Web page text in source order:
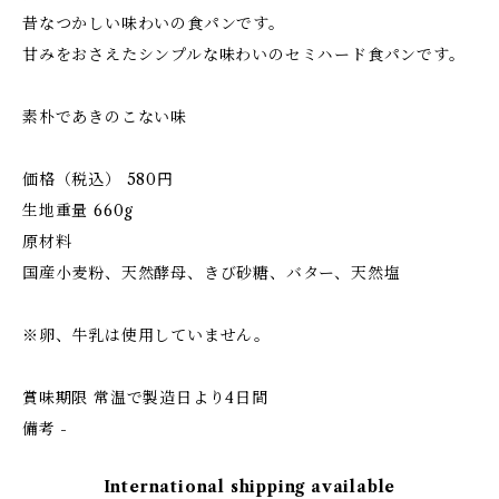
昔なつかしい味わいの食パンです。
甘みをおさえたシンプルな味わいのセミハード食パンです。
素朴であきのこない味
価格（税込） 580円
生地重量 660g
原材料
国産小麦粉、天然酵母、きび砂糖、バター、天然塩
※卵、牛乳は使用していません。
賞味期限 常温で製造日より4日間
備考 -
International shipping available